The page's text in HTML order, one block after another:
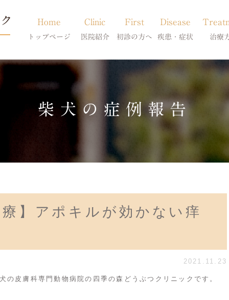
Home
トップページ
Clinic
医院紹介
当院のご紹介
獣医師紹介
First
初診の方へ
初診の方へ
Disease
疾患・症状
アトピー・アレルギー
膿皮症・脂漏症
脱毛症・アロペシアX
アポキルが効かない皮膚病
治療
体質改善・食
柴犬の症例報告
】アポキルが効かない痒
2021.11.23
の皮膚科専門動物病院の四季の森どうぶつクリニックです。